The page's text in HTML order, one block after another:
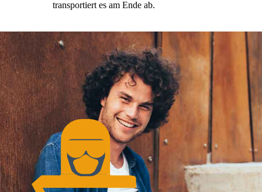
transportiert es am Ende ab.